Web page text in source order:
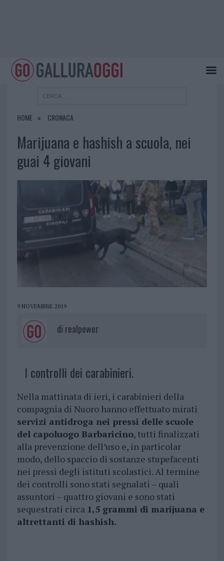
HOME CRONACA
Marijuana e hashish a scuola, nei
guai 4 giovani
9 NOVEMBRE 2019
di realpower
I controlli dei carabinieri.
Nella mattinata di ieri, i carabinieri della
compagnia di Nuoro hanno effettuato mirati
servizi antidroga nei pressi delle scuole
del capoluogo Barbaricino, tutti finalizzati
alla prevenzione dell’uso e, in particolar
modo, dello spaccio di sostanze stupefacenti
nei pressi degli istituti scolastici. Al termine
dei controlli sono stati segnalati – quali
assuntori – quattro giovani e sono stati
sequestrati circa 1,5 grammi di marijuana e
altrettanti di hashish.